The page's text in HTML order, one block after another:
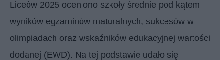
Liceów 2025 oceniono szkoły średnie pod kątem
wyników egzaminów maturalnych, sukcesów w
olimpiadach oraz wskaźników edukacyjnej wartości
dodanej (EWD). Na tej podstawie udało się